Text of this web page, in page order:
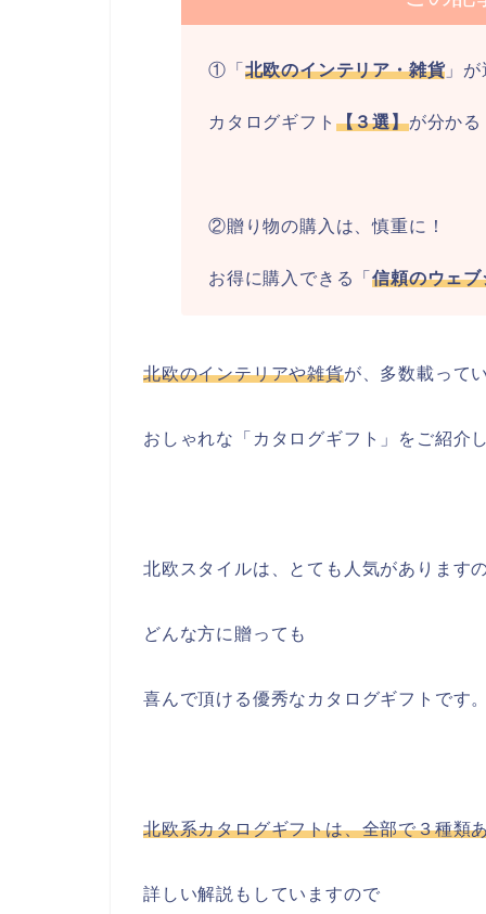
①「 北欧のインテリア・雑貨」が
カタログギフト 【３選】が分かる
②贈り物の購入は、慎重に！
お得に購入できる「信頼のウェ
北欧のインテリアや雑貨が、多数載って
おしゃれな「カタログギフト」をご紹介
北欧スタイルは、とても人気があります
どんな方に贈っても
喜んで頂ける優秀なカタログギフトです
北欧系カタログギフトは、全部で３種類
詳しい解説もしていますので